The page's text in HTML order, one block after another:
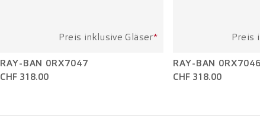
Preis inklusive Gläser*
RAY-BAN 0RX7047
CHF 318.00
Preis
RAY-BAN 0RX7046
CHF 318.00